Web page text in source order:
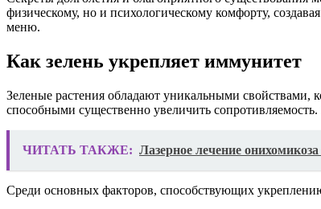
физическому, но и психологическому комфорту,
меню.
Как зелень укрепляет иммунитет
Зеленые растения обладают уникальными
способными существенно увеличить
ЧИТАТЬ ТАКЖЕ: Лазерное лечение
Среди основных факторов, способствующих